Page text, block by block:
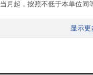
月起，按照不低于本单位
显示更